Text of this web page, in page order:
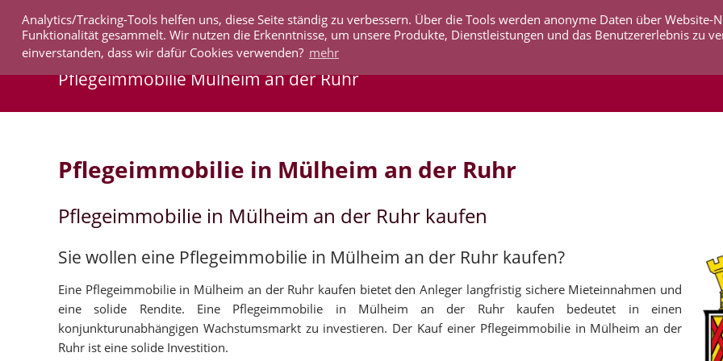
Analytics/Tracking-Tools helfen uns, diese Seite ständig zu verbessern. Über die Tools werden anonyme Daten über Website-
Funktionalität gesammelt. Wir nutzen die Erkenntnisse, um unsere Produkte, Dienstleistungen und das Benutzererlebnis zu
einverstanden, dass wir dafür Cookies verwenden? mehr
IMMOBILIEN AKTUELLES UNTERNEHMEN SERVICE
Pflegeimmobilie Mülheim an der Ruhr
Pflegeimmobilie in Mülheim an der Ruhr
Pflegeimmobilie in Mülheim an der Ruhr kaufen
Sie wollen eine Pflegeimmobilie in Mülheim an der Ruhr kaufen?
Eine Pflegeimmobilie in Mülheim an der Ruhr kaufen bietet den Anleger langfristig sichere Mieteinnahmen und
eine solide Rendite. Eine Pflegeimmobilie in Mülheim an der Ruhr kaufen bedeutet in einen
konjunkturunabhängigen Wachstumsmarkt zu investieren. Der Kauf einer Pflegeimmobilie in Mülheim an der
Ruhr ist eine solide Investition.